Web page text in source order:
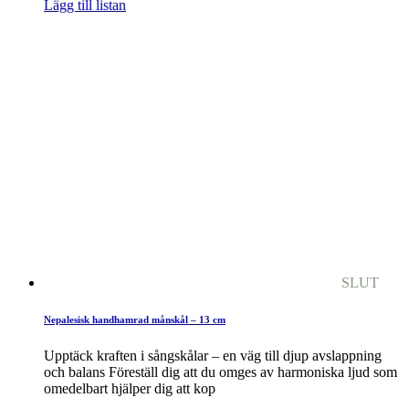
Lägg till listan
SLUT
Nepalesisk handhamrad månskål – 13 cm
Upptäck kraften i sångskålar – en väg till djup avslappning
och balans Föreställ dig att du omges av harmoniska ljud som
omedelbart hjälper dig att kop